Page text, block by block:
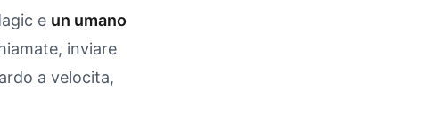
e un umano
inviare
a velocita,